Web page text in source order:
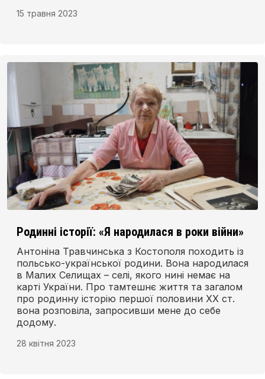
15 травня 2023
Родинні історії: «Я народилася в роки війни»
Антоніна Травчинська з Костополя походить із
польсько-української родини. Вона народилася
в Малих Селищах – селі, якого нині немає на
карті України. Про тамтешнє життя та загалом
про родинну історію першої половини XX ст.
вона розповіла, запросивши мене до себе
додому.
28 квітня 2023